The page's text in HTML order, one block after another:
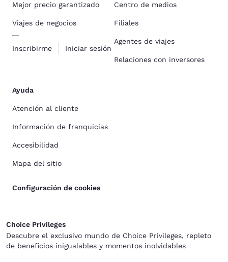
Mejor precio garantizado
Viajes de negocios
Inscribirme Iniciar sesión
Centro de medios
Filiales
Agentes de viajes
Relaciones con inversores
Ayuda
Atención al cliente
Información de franquicias
Accesibilidad
Mapa del sitio
Configuración de cookies
Choice Privileges
Descubre el exclusivo mundo de Choice Privileges, repleto
de beneficios inigualables y momentos inolvidables